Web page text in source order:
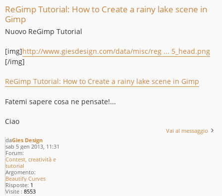
ReGimp Tutorial: How to Create a rainy lake scene in
Gimp
Nuovo ReGimp Tutorial
[img]http://www.giesdesign.com/data/misc/reg ... 5_head.png
[/img]
ReGimp Tutorial: How to Create a rainy lake scene in Gimp
Fatemi sapere cosa ne pensate!...
Ciao
Vai al messaggio
daGies Design
sab 5 gen 2013, 11:31
Forum:
Contest, creatività e
tutorial
Argomento:
Beautify Curves
Risposte: 1
Visite : 8553